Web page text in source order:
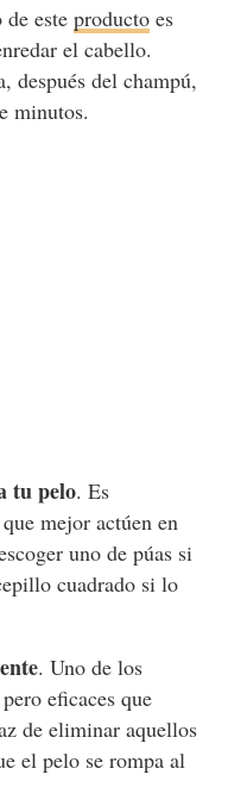
este productoes
el cabello.
después del champú,
minutos.
tu pelo. Es
mejor actúen en
uno de púas si
cuadrado si lo
. Uno de los
eficaces que
de eliminar aquellos
el pelo se rompa al